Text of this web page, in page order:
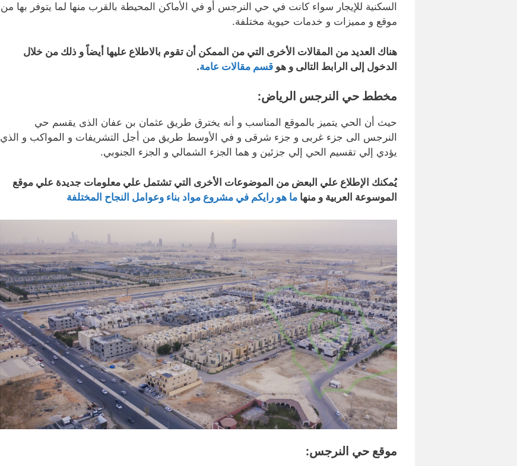
السكنية للإيجار سواء كانت في حي النرجس أو في الأماكن المحيطة بالقرب منها لما يتوفر بها من
موقع و مميزات و خدمات حيوية مختلفة.
هناك العديد من المقالات الأخرى التي من الممكن أن تقوم بالاطلاع عليها أيضاً و ذلك من خلال
الدخول إلى الرابط التالى و هو قسم مقالات عامة.
مخطط حي النرجس الرياض:
حيث أن الحي يتميز بالموقع المناسب و أنه يخترق طريق عثمان بن عفان الذى يقسم حي
النرجس الى جزء غربى و جزء شرقى و في الأوسط طريق من أجل التشريفات و المواكب و الذي
يؤدي إلي تقسيم الحي إلي جزئين و هما الجزء الشمالي و الجزء الجنوبي.
يُمكنك الإطلاع علي البعض من الموضوعات الأخرى التي تشتمل علي معلومات جديدة علي موقع
الموسوعة العربية و منها ما هو رايكم في مشروع مواد بناء وعوامل النجاح المختلفة
موقع حي النرجس: